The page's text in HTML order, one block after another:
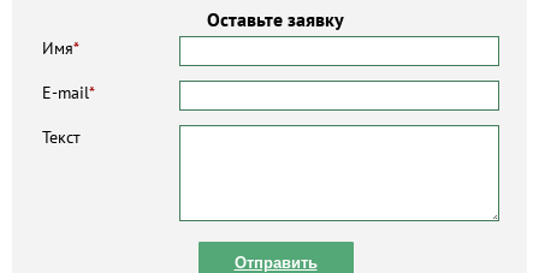
Оставьте заявку
Имя*
E-mail*
Текст
Отправить